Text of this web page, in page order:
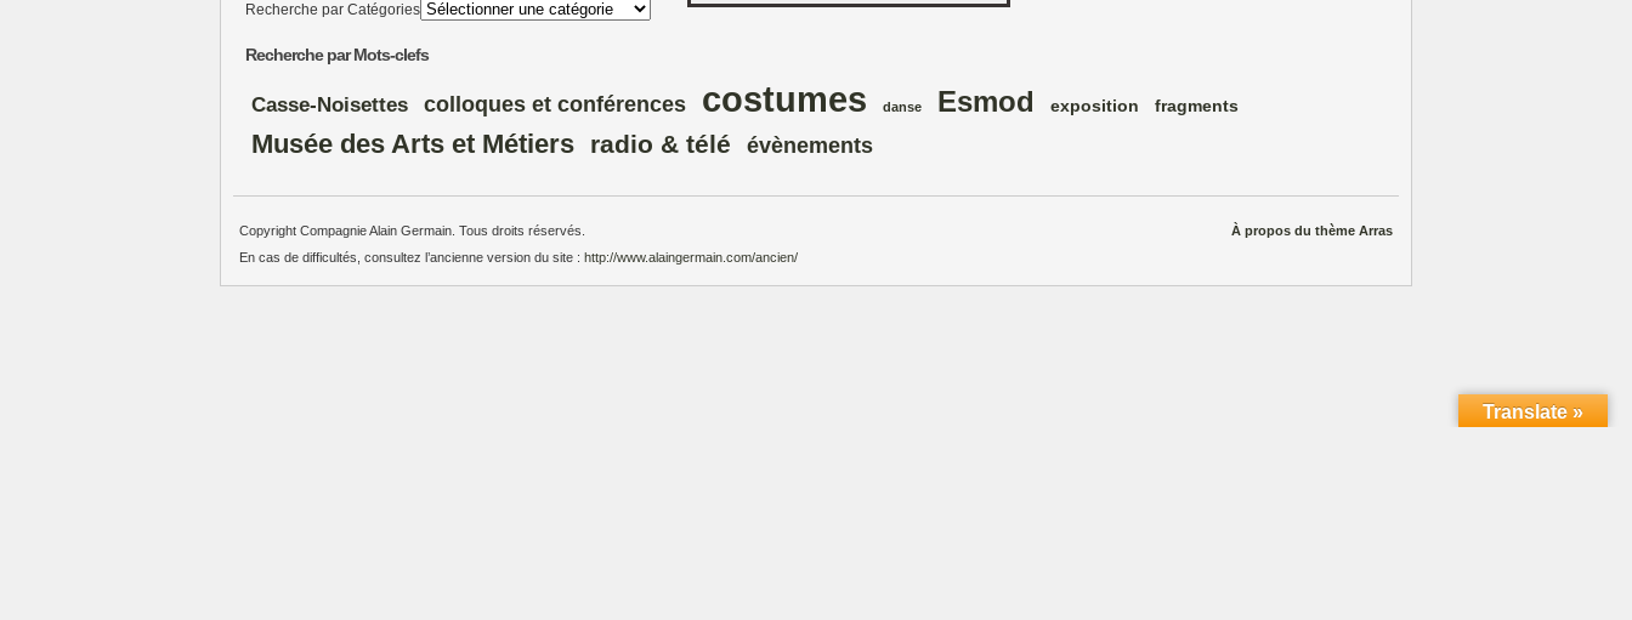
Recherche par Catégories
Recherche par Mots-clefs
Casse-Noisettes colloques et conférences costumes danse Esmod exposition fragments
Musée des Arts et Métiers radio & télé évènements
À propos du thème Arras
Copyright Compagnie Alain Germain. Tous droits réservés.
En cas de difficultés, consultez l’ancienne version du site : http://www.alaingermain.com/ancien/
Translate »